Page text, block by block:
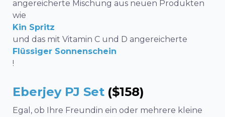
angereicherte Mischung aus neuen Produkten
wie
Kin Spritz
und das mit Vitamin C und D angereicherte
Flüssiger Sonnenschein
!
Eberjey PJ Set ($158)
Egal, ob Ihre Freundin ein oder mehrere kleine